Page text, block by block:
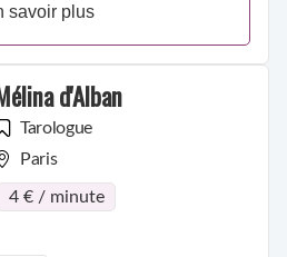
savoir plus
d'Alban
Tarologue
Paris
4 € / minute